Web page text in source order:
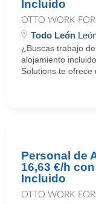
Incluido
OTTO WORK
Todo León
¿Buscas trabajo
alojamiento
Solutions te ofrece
Personal de
16,63 €/h
Incluido
OTTO WORK